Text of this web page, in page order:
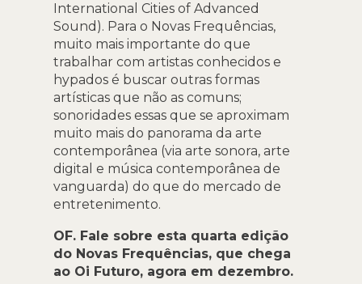
International Cities of Advanced
Sound). Para o Novas Frequências,
muito mais importante do que
trabalhar com artistas conhecidos e
hypados é buscar outras formas
artísticas que não as comuns;
sonoridades essas que se aproximam
muito mais do panorama da arte
contemporânea (via arte sonora, arte
digital e música contemporânea de
vanguarda) do que do mercado de
entretenimento.
OF. Fale sobre esta quarta edição
do Novas Frequências, que chega
ao Oi Futuro, agora em dezembro.